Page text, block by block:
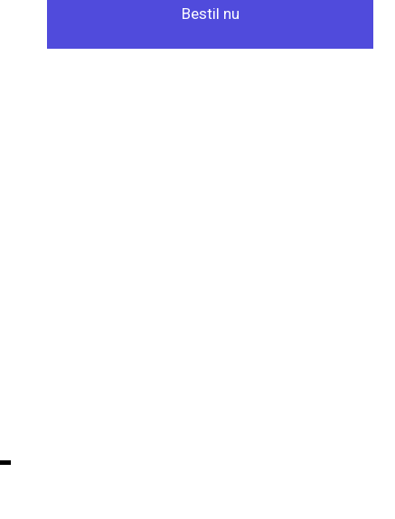
Bestil nu